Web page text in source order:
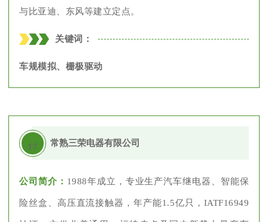
与比亚迪、东风等建立定点。
关键词：
车规模拟、栅极驱动
17 常熟三荣电器有限公司
公司简介： 1988年成立，专业生产汽车继电器、智能保
险丝盒、高压直流接触器，年产能1.5亿只，IATF16949